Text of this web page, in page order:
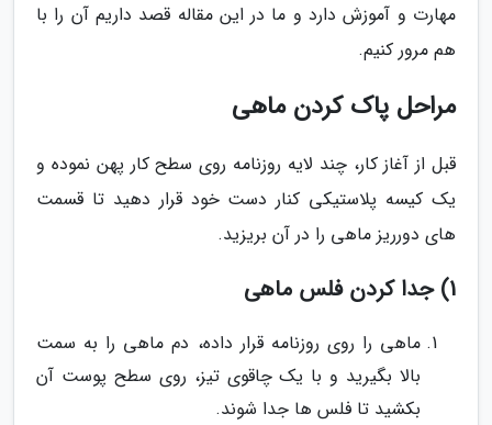
مهارت و آموزش دارد و ما در این مقاله قصد داریم آن را با
هم مرور کنیم.
مراحل پاک کردن ماهی
قبل از آغاز کار، چند لایه روزنامه روی سطح کار پهن نموده و
یک کیسه پلاستیکی کنار دست خود قرار دهید تا قسمت
های دورریز ماهی را در آن بریزید.
1) جدا کردن فلس ماهی
ماهی را روی روزنامه قرار داده، دم ماهی را به سمت
بالا بگیرید و با یک چاقوی تیز، روی سطح پوست آن
بکشید تا فلس ها جدا شوند.